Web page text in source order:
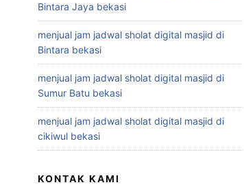
Bintara Jaya bekasi
menjual jam jadwal sholat digital masjid di
Bintara bekasi
menjual jam jadwal sholat digital masjid di
Sumur Batu bekasi
menjual jam jadwal sholat digital masjid di
cikiwul bekasi
KONTAK KAMI